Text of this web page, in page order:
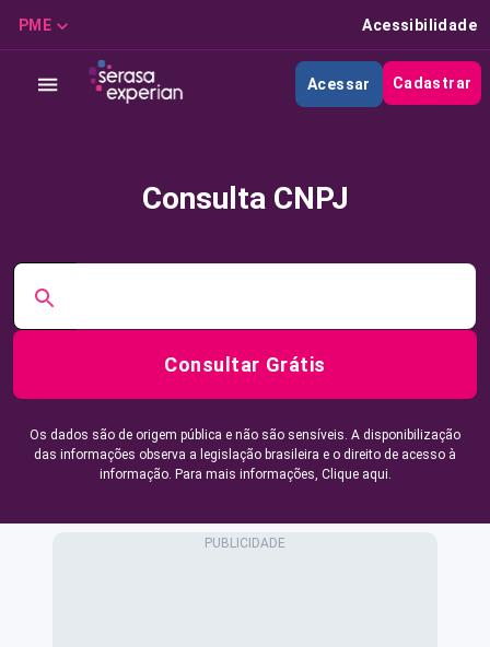
PME Acessibilidade
Acessar Cadastrar
Consulta CNPJ
Consultar Grátis
Os dados são de origem pública e não são sensíveis. A disponibilização
das informações observa a legislação brasileira e o direito de acesso à
informação. Para mais informações, Clique aqui.